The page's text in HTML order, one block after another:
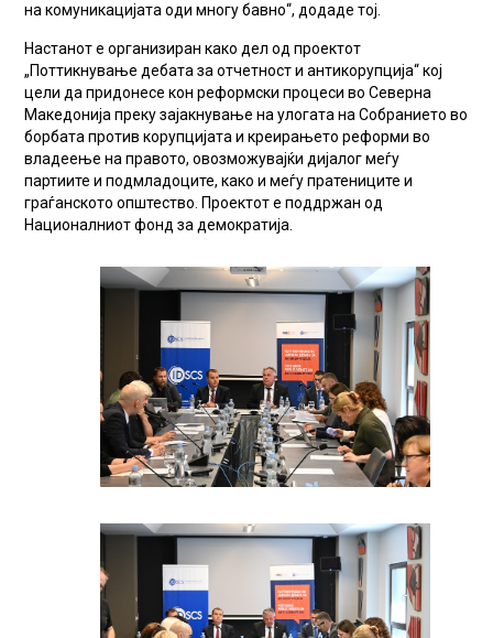
на комуникацијата оди многу бавно“, додаде тој.
Настанот е организиран како дел од проектот
„Поттикнување дебата за отчетност и антикорупција“ кој
цели да придонесе кон реформски процеси во Северна
Македонија преку зајакнување на улогата на Собранието во
борбата против корупцијата и креирањето реформи во
владеење на правото, овозможувајќи дијалог меѓу
партиите и подмладоците, како и меѓу пратениците и
граѓанското општество. Проектот е поддржан од
Националниот фонд за демократија.